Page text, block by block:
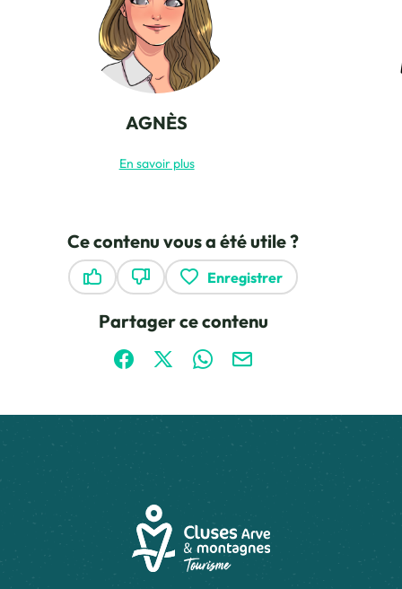
AGNÈS
En savoir plus
Ce contenu vous a été utile ?
Enregistrer
Partager ce contenu
Partager sur Facebook (nouvelle fenêtre)
Partager sur X / Twitter (nouvelle
Partager sur WhatsApp
Partager par mail